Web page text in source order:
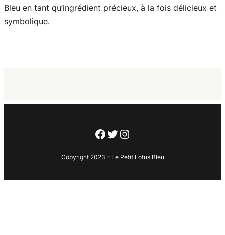
Bleu en tant qu’ingrédient précieux, à la fois délicieux et
symbolique.
Facebook
Twitter
Instagram
Copyright 2023 – Le Petit Lotus Bleu